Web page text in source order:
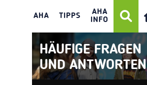
AHA TIPPS
AHA
INFO
HÄUFIGE FRAGEN
UND ANTWORTEN